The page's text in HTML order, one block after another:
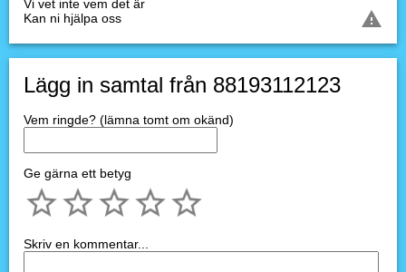
Vi vet inte vem det är
Kan ni hjälpa oss
Lägg in samtal från 88193112123
Vem ringde? (lämna tomt om okänd)
Ge gärna ett betyg
Skriv en kommentar...